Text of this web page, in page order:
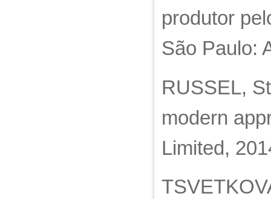
produtor
São Paulo:
RUSSEL,
modern
Limited,